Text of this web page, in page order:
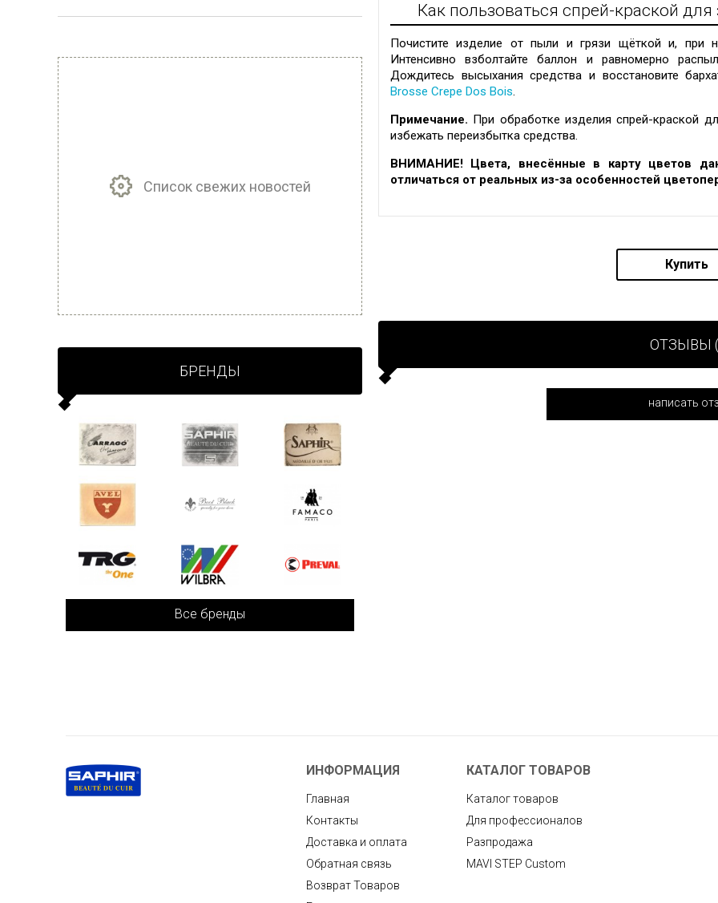
Как пользоваться спрей-краской
Почистите изделие от пыли и грязи щёткой и, при
Интенсивно взболтайте баллон и равномерно
Дождитесь высыхания средства и восстановите
Brosse Crepe Dos Bois.
Примечание. При обработке изделия спрей-краской
избежать переизбытка средства.
ВНИМАНИЕ! Цвета, внесённые в карту цветов
отличаться от реальных из-за особенностей
Купить
ОТЗЫВЫ
написать
Список свежих новостей
БРЕНДЫ
Все бренды
ИНФОРМАЦИЯ
Главная
Контакты
Доставка и оплата
Обратная связь
Возврат Товаров
КАТАЛОГ ТОВАРОВ
Каталог товаров
Для профессионалов
Разпродажа
MAVI STEP Custom